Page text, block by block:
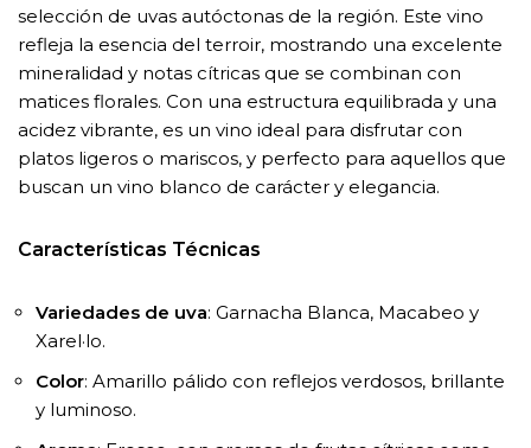
selección de uvas autóctonas de la región. Este vino
refleja la esencia del terroir, mostrando una excelente
mineralidad y notas cítricas que se combinan con
matices florales. Con una estructura equilibrada y una
acidez vibrante, es un vino ideal para disfrutar con
platos ligeros o mariscos, y perfecto para aquellos que
buscan un vino blanco de carácter y elegancia.
Características Técnicas
Variedades de uva: Garnacha Blanca, Macabeo y
Xarel·lo.
Color: Amarillo pálido con reflejos verdosos, brillante
y luminoso.